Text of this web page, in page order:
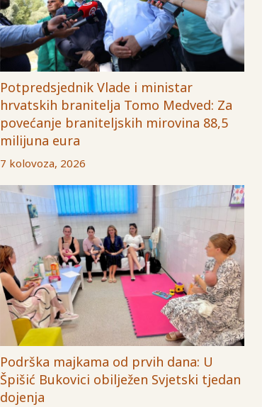
Potpredsjednik Vlade i ministar
hrvatskih branitelja Tomo Medved: Za
povećanje braniteljskih mirovina 88,5
milijuna eura
7 kolovoza, 2026
Podrška majkama od prvih dana: U
Špišić Bukovici obilježen Svjetski tjedan
dojenja